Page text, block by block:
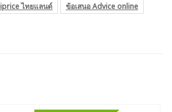
iprice ไทยแลนด์
ข้อเสนอ Advice online